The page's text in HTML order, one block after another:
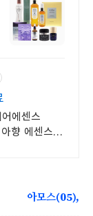
에센스
향 에센스
아모스(05),